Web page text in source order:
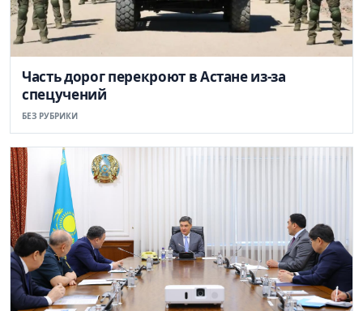
Часть дорог перекроют в Астане из-за
спецучений
БЕЗ РУБРИКИ